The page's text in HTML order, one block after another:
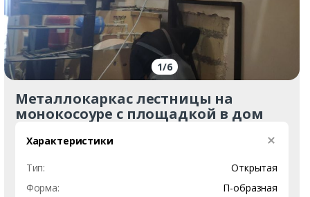
1/6
Металлокаркас лестницы на
монокосоуре с площадкой в дом
Характеристики
Тип:
Открытая
Форма:
П-образная